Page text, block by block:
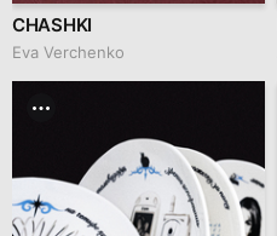
CHASHKI
Eva Verchenko